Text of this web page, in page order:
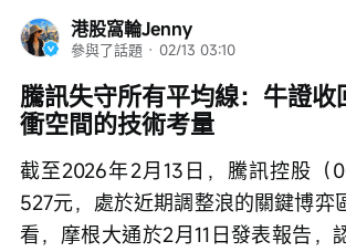
港股窩輪Jenny
參與了話題 · 02/13 03:10
騰訊失守所有平均線：牛證收
衝空間的技術考量
截至2026年2月13日，騰訊控股（
527元，處於近期調整浪的關鍵博弈
看，摩根大通於2月11日發表報告，